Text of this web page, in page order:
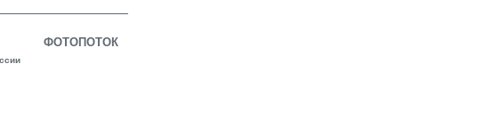
ФОТОПОТОК